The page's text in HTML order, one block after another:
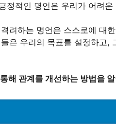
정적인 명언은 우리가 어려
려하는 명언은 스스로에 대
은 우리의 목표를 설정하고,
해 관계를 개선하는 방법을